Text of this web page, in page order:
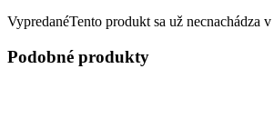
VypredanéTento produkt sa už necnachádza
Podobné produkty